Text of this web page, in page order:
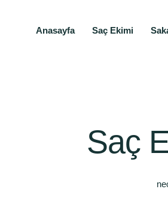
Anasayfa Saç Ekimi
Saç